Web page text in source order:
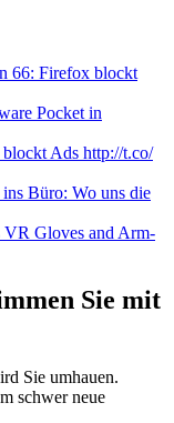
66: Firefox blockt
Pocket in
Ads http://t.co/
Büro: Wo uns die
VR Gloves and Arm-
Sie mit
Sie umhauen.
schwer neue